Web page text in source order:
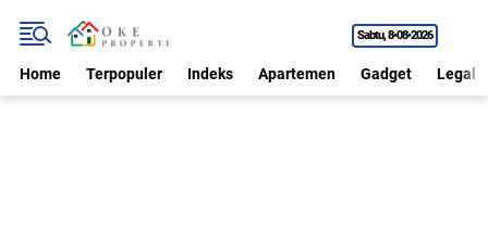
Sabtu 8•08•2026
Home Terpopuler Indeks Apartemen Gadget Legal